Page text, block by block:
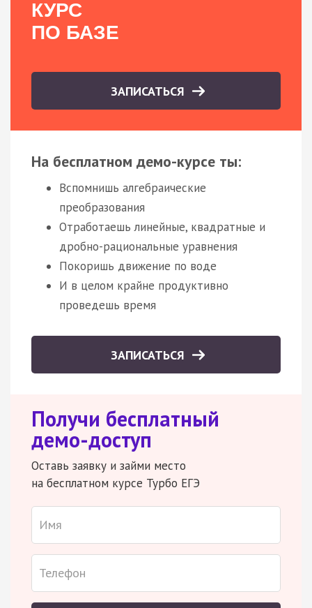
КУРС
ПО БАЗЕ
ЗАПИСАТЬСЯ
На бесплатном демо-курсе ты:
Вспомнишь алгебраические
преобразования
Отработаешь линейные, квадратные и
дробно-рациональные уравнения
Покоришь движение по воде
И в целом крайне продуктивно
проведешь время
ЗАПИСАТЬСЯ
Получи бесплатный
демо-доступ
Оставь заявку и займи место
на бесплатном курсе Турбо ЕГЭ